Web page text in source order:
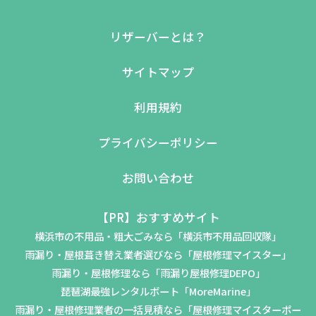
リザーバーとは？
サイトマップ
利用規約
プライバシーポリシー
お問い合わせ
【PR】おすすめサイト
横浜市の不用品・粗大ごみなら「横浜市不用品回収隊」
雨漏り・屋根葺き替え業者選びなら「屋根修理マイスター」
雨漏り・屋根修理なら「雨漏り屋根修理DEPO」
琵琶湖最強レンタルボート「MoreMarine」
雨漏り・屋根修理業者の一括見積なら「屋根修理マイスターポー